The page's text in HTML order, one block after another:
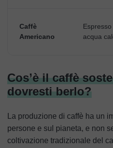
Caffè
Americano
acqua
Cos’è il caffè
dovresti berlo?
La produzione di caffè ha un
persone e sul pianeta, e non
coltivazione tradizionale del